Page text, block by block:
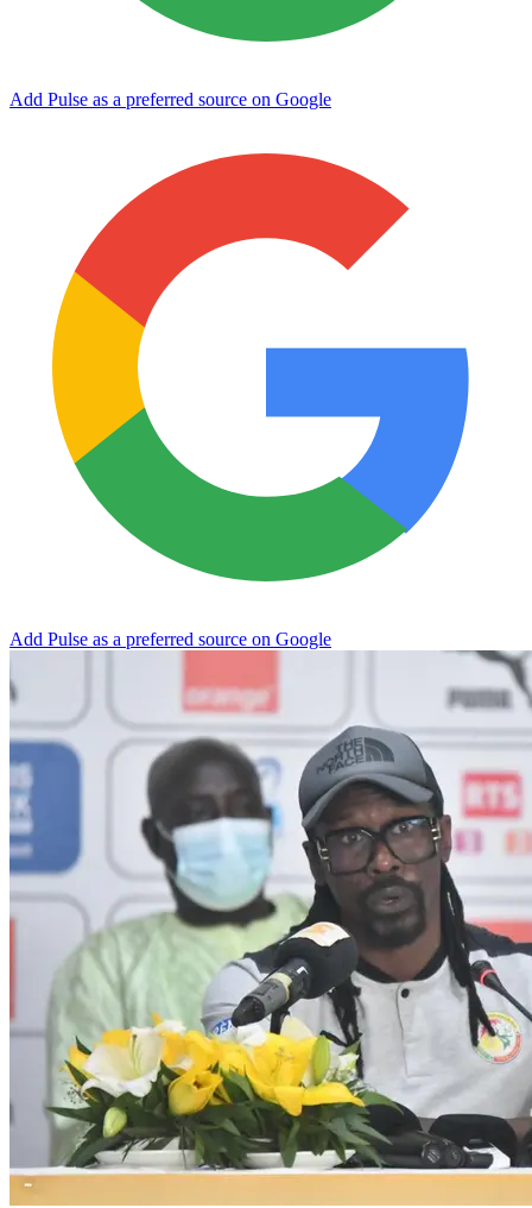
Add Pulse as a preferred source on Google
Add Pulse as a preferred source on Google